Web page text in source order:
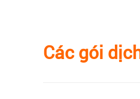
Các gói